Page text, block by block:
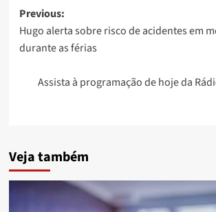
Post
navigation
Previous:
Hugo alerta sobre risco de acidentes em
durante as férias
Assista à programação de hoje da
Veja também